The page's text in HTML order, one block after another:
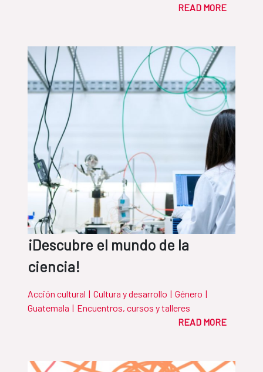
READ MORE
¡Descubre el mundo de la
ciencia!
Acción cultural | Cultura y desarrollo | Género |
Guatemala | Encuentros, cursos y talleres
READ MORE